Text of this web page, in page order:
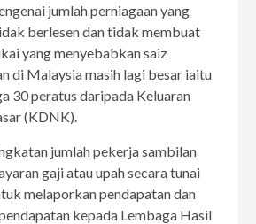
jumlah perniagaan yang
berlesen dan tidak membuat
yang menyebabkan saiz
di Malaysia masih lagi besar iaitu
30 peratus daripada Keluaran
(KDNK).
jumlah pekerja sambilan
gaji atau upah secara tunai
melaporkan pendapatan dan
kepada Lembaga Hasil